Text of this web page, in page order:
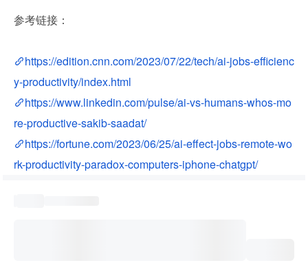
参考链接：
https://edition.cnn.com/2023/07/22/tech/ai-jobs-efficienc
y-productivity/index.html
https://www.linkedin.com/pulse/ai-vs-humans-whos-mo
re-productive-sakib-saadat/
https://fortune.com/2023/06/25/ai-effect-jobs-remote-wo
rk-productivity-paradox-computers-iphone-chatgpt/